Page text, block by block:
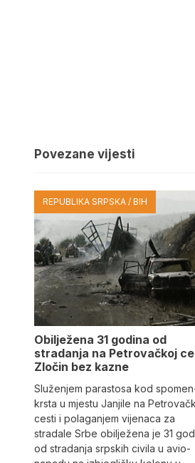
Povezane vijesti
REPUBLIKA SRPSKA / BIH
Obilježena 31 godina od
stradanja na Petrovačkoj
Zločin bez kazne
Služenjem parastosa kod
krsta u mjestu Janjile na
cesti i polaganjem vijenaca za
stradale Srbe obilježena je 31
od stradanja srpskih civila u avio-